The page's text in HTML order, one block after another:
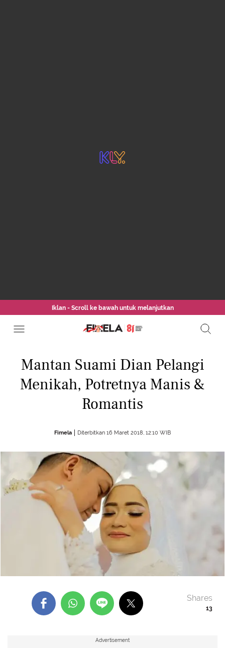
Iklan - Scroll ke bawah untuk melanjutkan
Mantan Suami Dian Pelangi
Menikah, Potretnya Manis &
Romantis
Fimela Diterbitkan 16 Maret 2018, 12:10 WIB
13
Shares
Advertisement